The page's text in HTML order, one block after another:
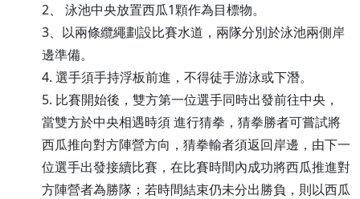
2、 泳池中央放置西瓜1顆作為目標物。
3、以兩條纜繩劃設比賽水道，兩隊分別於泳池兩側岸
邊準備。
4. 選手須手持浮板前進，不得徒手游泳或下潛。
5. 比賽開始後，雙方第一位選手同時出發前往中央，
當雙方於中央相遇時須 進行猜拳，猜拳勝者可嘗試將
西瓜推向對方陣營方向，猜拳輸者須返回岸邊，由下一
位選手出發接續比賽，在比賽時間內成功將西瓜推進對
方陣營者為勝隊；若時間結束仍未分出勝負，則以西瓜